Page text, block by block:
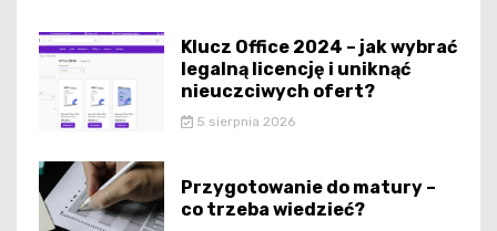
Klucz Office 2024 – jak wybrać
legalną licencję i uniknąć
nieuczciwych ofert?
5 sierpnia 2026
Przygotowanie do matury –
co trzeba wiedzieć?